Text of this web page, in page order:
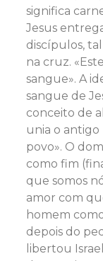
significa
Jesus
discípulos,
na cruz.
sangue». A
sangue de
conceito de
unia o antigo
povo». O
como fim
que somos
amor com
homem
depois do
libertou